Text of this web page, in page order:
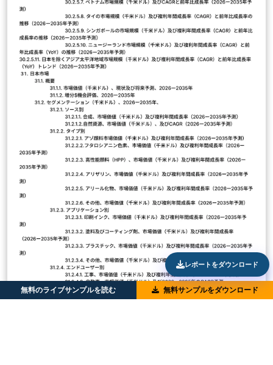
無料のライブサンプルを読む 無料サンプルをダウンロード
レポートをダウンロード